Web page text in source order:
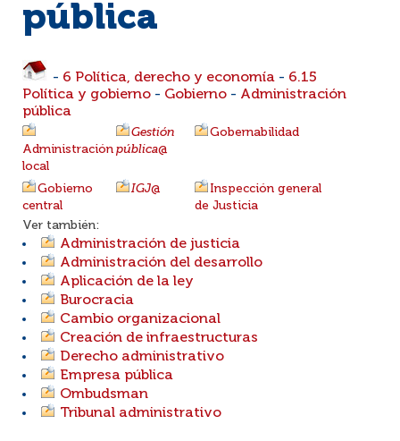
pública
- 6 Política, derecho y economía - 6.15
Política y gobierno - Gobierno - Administración
pública
Administración
local
Gestión
pública@
Gobernabilidad
Gobierno
central
IGJ@
Inspección general
de Justicia
Ver también:
Administración de justicia
Administración del desarrollo
Aplicación de la ley
Burocracia
Cambio organizacional
Creación de infraestructuras
Derecho administrativo
Empresa pública
Ombudsman
Tribunal administrativo